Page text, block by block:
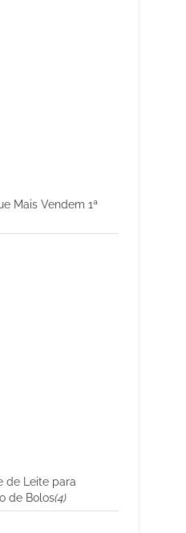
Mais Vendem 1ª
de Leite para
de Bolos(4)